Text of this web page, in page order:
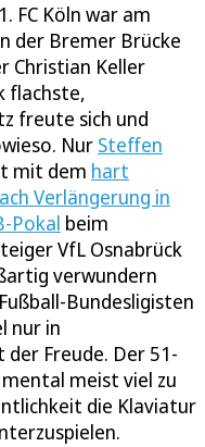
FC Köln war am
der Bremer Brücke
Christian Keller
flachste,
freute sich und
Nur Steffen
mit dem hart
Verlängerung in
Pokal beim
VfL Osnabrück
verwundern
Bundesligisten
nur in
Freude. Der 51-
meist viel zu
die Klaviatur